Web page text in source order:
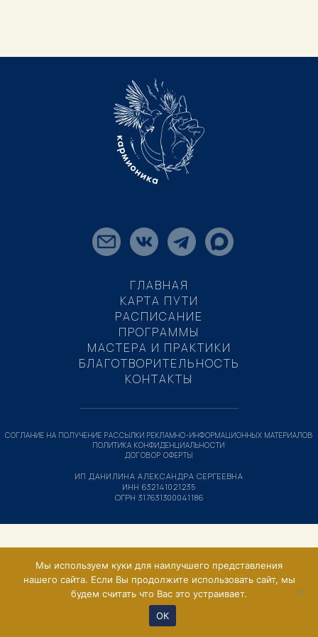
ГЛАВНАЯ
КАРТА ПУТИ
РАСПИСАНИЕ
ПРОГРАММЫ
МАСТЕРА И ПРАКТИКИ
БЛАГОТВОРИТЕЛЬНОСТЬ
КОНТАКТЫ
ИП ДАНИЛИНА АЛЕКСАНДРА СЕРГЕЕВНА
ИНН 632141021235
ОГРН 317631300041186
СОГЛАНИЕ НА ПОЛУЧЕНИЕ РАССЫЛКИ РЕКЛАМНО-ИНФОРМАЦИОННЫХ МАТЕРИАЛОВ
ПОЛИТИКА КОНФИДЕНЦИАЛЬНОСТИ
ДОГОВОР ОФЕРТЫ
Мы используем куки для наилучшего представления
нашего сайта. Если Вы продолжите использовать сайт, мы
будем считать что Вас это устраивает.
ОК